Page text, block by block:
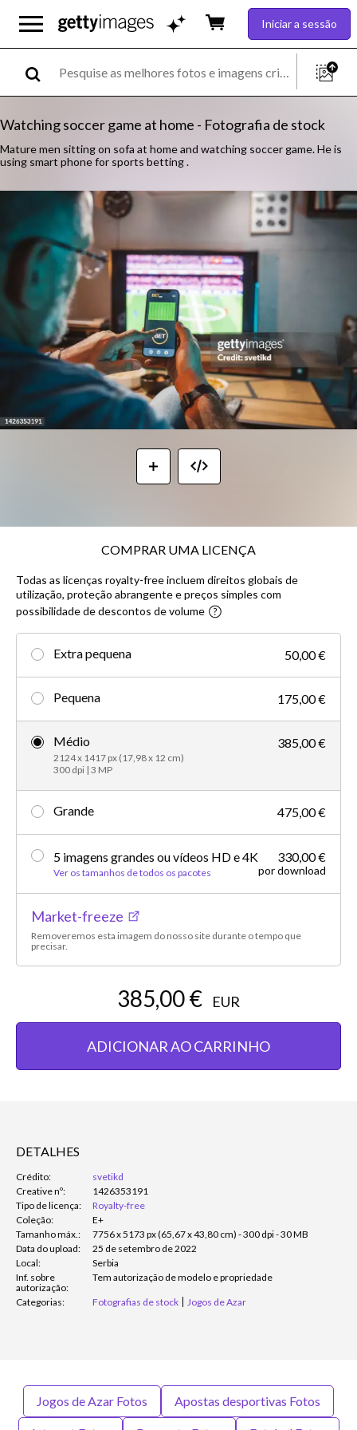
Iniciar a sessão
Watching soccer game at home - Fotografia de stock
Mature men sitting on sofa at home and watching soccer game. He is
using smart phone for sports betting .
COMPRAR UMA LICENÇA
Todas as licenças royalty-free incluem direitos globais de
utilização, proteção abrangente e preços simples com
possibilidade de descontos de volume
Extra pequena 50,00 €
Pequena 175,00 €
Médio
2124 x 1417 px (17,98 x 12 cm)
300 dpi | 3 MP
385,00 €
Grande 475,00 €
5 imagens grandes ou vídeos HD e 4K
Ver os tamanhos de todos os pacotes
330,00 €
por download
Market-freeze
Removeremos esta imagem do nosso site durante o tempo que
precisar.
385,00 € EUR
ADICIONAR AO CARRINHO
DETALHES
Crédito:
svetikd
Creative nº:
1426353191
Tipo de licença:
Royalty-free
Coleção:
E+
Tamanho máx.:
7756 x 5173 px (65,67 x 43,80 cm) - 300 dpi - 30 MB
Data do upload:
25 de setembro de 2022
Local:
Serbia
Inf. sobre
autorização:
Tem autorização de modelo e propriedade
Categorias: Fotografias de stock Jogos de Azar
Jogos de Azar Fotos Apostas desportivas Fotos